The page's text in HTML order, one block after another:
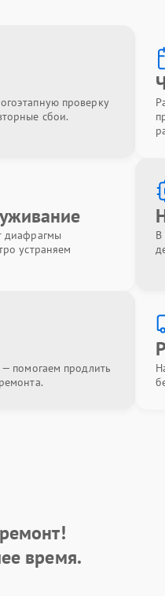
проверку
сбои.
диафрагмы
устраняем
В
— помогаем продлить
время.